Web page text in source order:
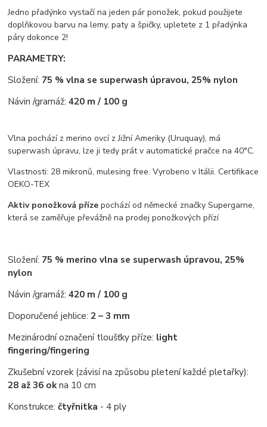
Jedno přadýnko vystačí na jeden pár ponožek, pokud použijete
doplňkovou barvu na lemy, paty a špičky, upletete z 1 přadýnka
páry dokonce 2!
PARAMETRY:
Složení: 75 % vlna se superwash úpravou, 25% nylon
Návin /gramáž: 420 m / 100 g
Vlna pochází z merino ovcí z Jižní Ameriky (Uruquay), má
superwash úpravu, lze ji tedy prát v automatické pračce na 40°C.
Vlastnosti: 28 mikronů, mulesing free. Vyrobeno v Itálii. Certifikace
OEKO-TEX
Aktiv ponožková příze pochází od německé značky Supergarne,
která se zaměřuje převážně na prodej ponožkových přízí
Složení: 75 % merino vlna se superwash úpravou, 25%
nylon
Návin /gramáž: 420 m / 100 g
Doporučené jehlice:2 – 3 mm
Mezinárodní označení tloušťky příze: light
fingering/fingering
Zkušební vzorek (závisí na způsobu pletení každé pletařky):
28 až 36 okna 10 cm
Konstrukce:čtyřnitka - 4 ply